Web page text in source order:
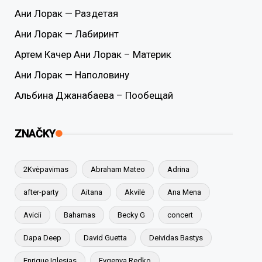
Ани Лорак — Раздетая
Ани Лорак — Лабиринт
Артем Качер Ани Лорак – Материк
Ани Лорак — Наполовину
Альбина Джанабаева – Пообещай
ZNAČKY
2Kvėpavimas Abraham Mateo Adrina
after-party Aitana Akvilė Ana Mena
Avicii Bahamas Becky G concert
Dapa Deep David Guetta Deividas Bastys